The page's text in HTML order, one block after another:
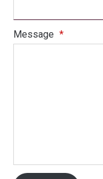
Message *